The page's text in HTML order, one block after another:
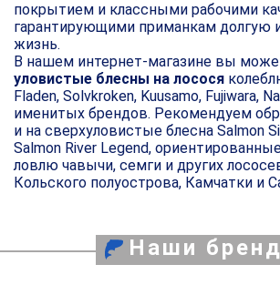
покрытием и классными рабочими
гарантирующими приманкам долгую
жизнь.
В нашем интернет-магазине вы
уловистые блесны на лосося
Fladen, Solvkroken, Kuusamo, Fujiwara,
именитых брендов. Рекомендуем
и на сверхуловистые блесна Salmon
Salmon River Legend,
ловлю чавычи, семги и других
Кольского полуострова, Камчатки и
Наши